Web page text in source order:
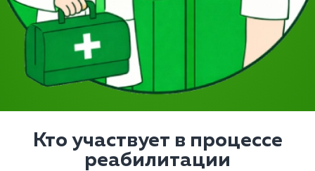
Кто участвует в процессе
реабилитации